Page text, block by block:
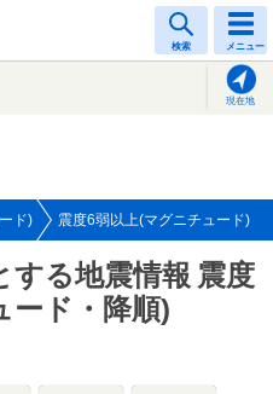
検索 メニュー
現在地
ド) 震度6弱以上(マグニチュード)
する地震情報 震度
ード・降順)